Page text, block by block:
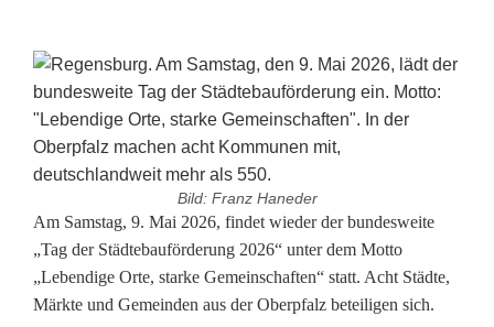
Bild: Franz Haneder
B
ü
r
Am Samstag, 9. Mai 2026, findet wieder der bundesweite
„Tag der Städtebauförderung 2026“ unter dem Motto
„Lebendige Orte, starke Gemeinschaften“ statt. Acht Städte,
Märkte und Gemeinden aus der Oberpfalz beteiligen sich.